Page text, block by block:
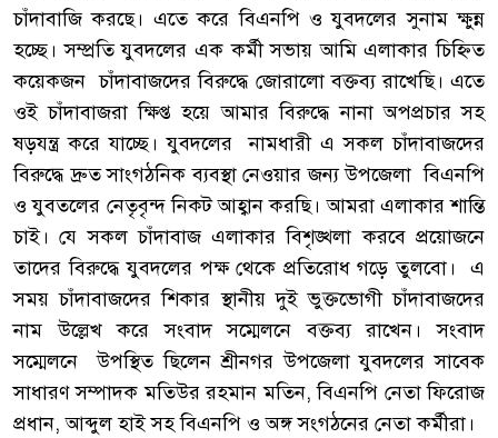
চাঁদাবাজি করছে। এতে করে বিএনপি ও যুবদলের সুনাম ক্ষুন্ন
হচ্ছে। সম্প্রতি যুবদলের এক কর্মী সভায় আমি এলাকার চিহ্নিত
কয়েকজন চাঁদাবাজদের বিরুদ্ধে জোরালো বক্তব্য রাখেছি। এতে
ওই চাঁদাবাজরা ক্ষিপ্ত হয়ে আমার বিরুদ্ধে নানা অপপ্রচার সহ
ষড়যন্ত্র করে যাচ্ছে। যুবদলের নামধারী এ সকল চাঁদাবাজদের
বিরুদ্ধে দ্রুত সাংগঠনিক ব্যবস্থা নেওয়ার জন্য উপজেলা বিএনপি
ও যুবতলের নেতৃবৃন্দ নিকট আহ্বান করছি। আমরা এলাকার শান্তি
চাই। যে সকল চাঁদাবাজ এলাকার বিশৃঙ্খলা করবে প্রয়োজনে
তাদের বিরুদ্ধে যুবদলের পক্ষ থেকে প্রতিরোধ গড়ে তুলবো। এ
সময় চাঁদাবাজদের শিকার স্থানীয় দুই ভুক্তভোগী চাঁদাবাজদের
নাম উল্লেখ করে সংবাদ সম্মেলনে বক্তব্য রাখেন। সংবাদ
সম্মেলনে উপস্থিত ছিলেন শ্রীনগর উপজেলা যুবদলের সাবেক
সাধারণ সম্পাদক মতিউর রহমান মতিন, বিএনপি নেতা ফিরোজ
প্রধান, আব্দুল হাই সহ বিএনপি ও অঙ্গ সংগঠনের নেতা কর্মীরা।